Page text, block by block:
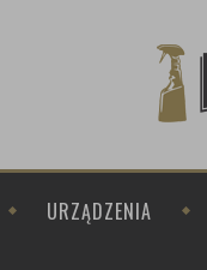
URZĄDZENIA